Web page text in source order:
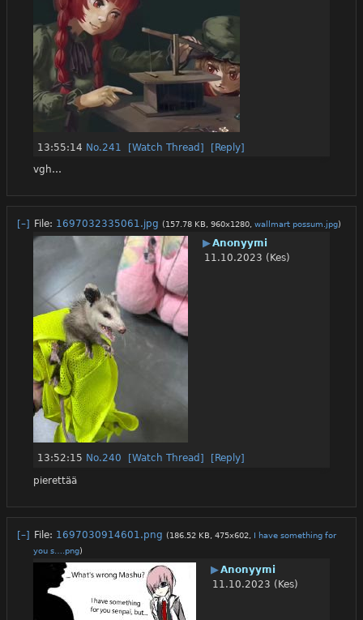
13:55:14 No.241 [Watch Thread]
[Reply]
vgh…
[–] File: 1697032335061.jpg (157.78 KB, 960x1280, wallmart possum.jpg)
▶Anonyymi
11.10.2023 (Kes)
13:52:15 No.240 [Watch Thread]
[Reply]
pierettää
[–] File: 1697030914601.png (186.52 KB, 475x602, I have something for
you s….png)
▶Anonyymi
11.10.2023 (Kes)